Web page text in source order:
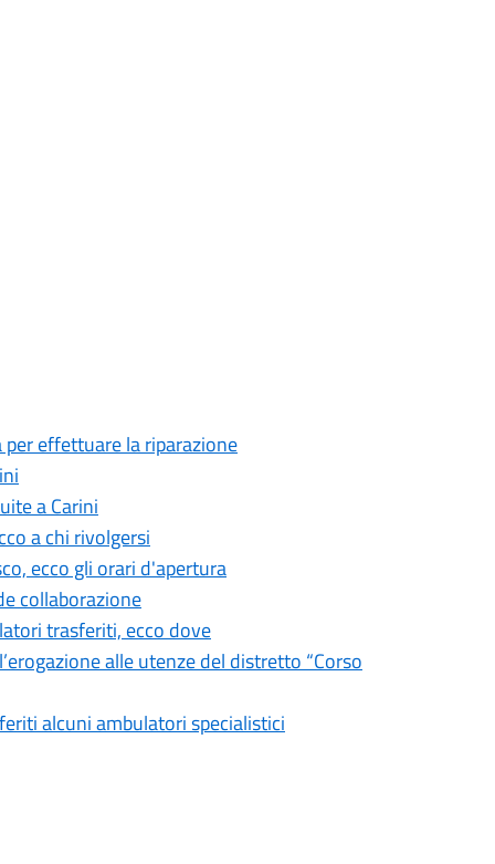
effettuare la riparazione
a Carini
a chi rivolgersi
ecco gli orari d'apertura
collaborazione
trasferiti, ecco dove
alle utenze del distretto “Corso
alcuni ambulatori specialistici